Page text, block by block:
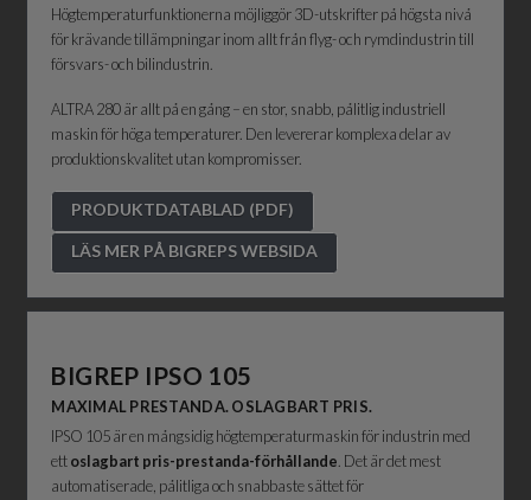
Högtemperaturfunktionerna möjliggör 3D-utskrifter på högsta nivå
för krävande tillämpningar inom allt från flyg- och rymdindustrin till
försvars- och bilindustrin.
ALTRA 280 är allt på en gång – en stor, snabb, pålitlig industriell
maskin för höga temperaturer. Den levererar komplexa delar av
produktionskvalitet utan kompromisser.
PRODUKTDATABLAD (PDF)
LÄS MER PÅ BIGREPS WEBSIDA
BIGREP IPSO 105
MAXIMAL PRESTANDA. OSLAGBART PRIS.
IPSO 105 är en mångsidig högtemperaturmaskin för industrin med
ettoslagbart pris-prestanda-förhållande. Det är det mest
automatiserade, pålitliga och snabbaste sättet för